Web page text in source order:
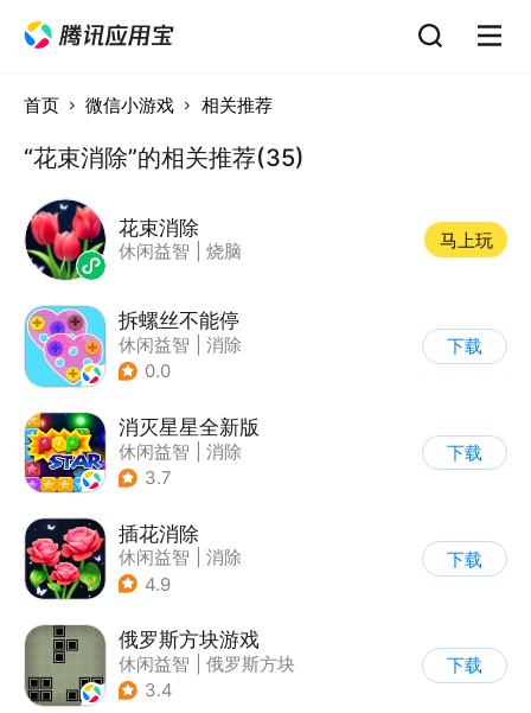
首页 微信小游戏 相关推荐
“花束消除”的相关推荐(35)
花束消除
休闲益智 烧脑
马上玩
拆螺丝不能停
休闲益智
消除
0.0
下载
消灭星星全新版
休闲益智
消除
3.7
下载
插花消除
休闲益智
消除
4.9
下载
俄罗斯方块游戏
休闲益智
俄罗斯方块
| 童年
3.4
下载